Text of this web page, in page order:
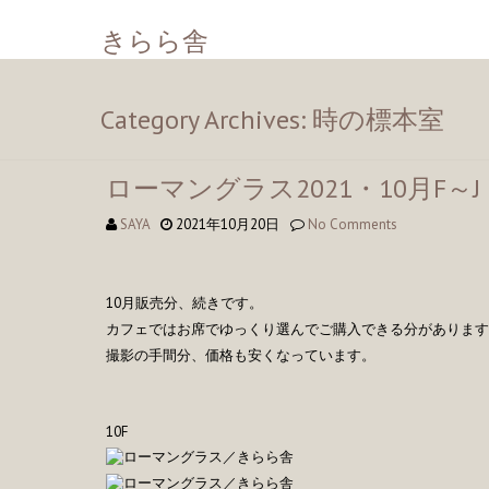
きらら舎
Category Archives: 時の標本室
ローマングラス2021・10月F～J
SAYA 2021年10月20日 No Comments
10月販売分、続きです。
カフェではお席でゆっくり選んでご購入できる分がありま
撮影の手間分、価格も安くなっています。
10F